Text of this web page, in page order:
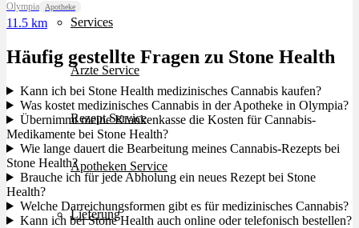
Services
Ärzte Service
Rezept Service
Apotheken Service
Lieferung
Olympia Apotheke
11.5 km
Häufig gestellte Fragen zu Stone Health
Kann ich bei Stone Health medizinisches Cannabis kaufen?
Was kostet medizinisches Cannabis in der Apotheke in Olympia?
Übernimmt meine Krankenkasse die Kosten für Cannabis-
Medikamente bei Stone Health?
Wie lange dauert die Bearbeitung meines Cannabis-Rezepts bei
Stone Health?
Brauche ich für jede Abholung ein neues Rezept bei Stone
Health?
Welche Darreichungsformen gibt es für medizinisches Cannabis?
Kann ich bei Stone Health auch online oder telefonisch bestellen?